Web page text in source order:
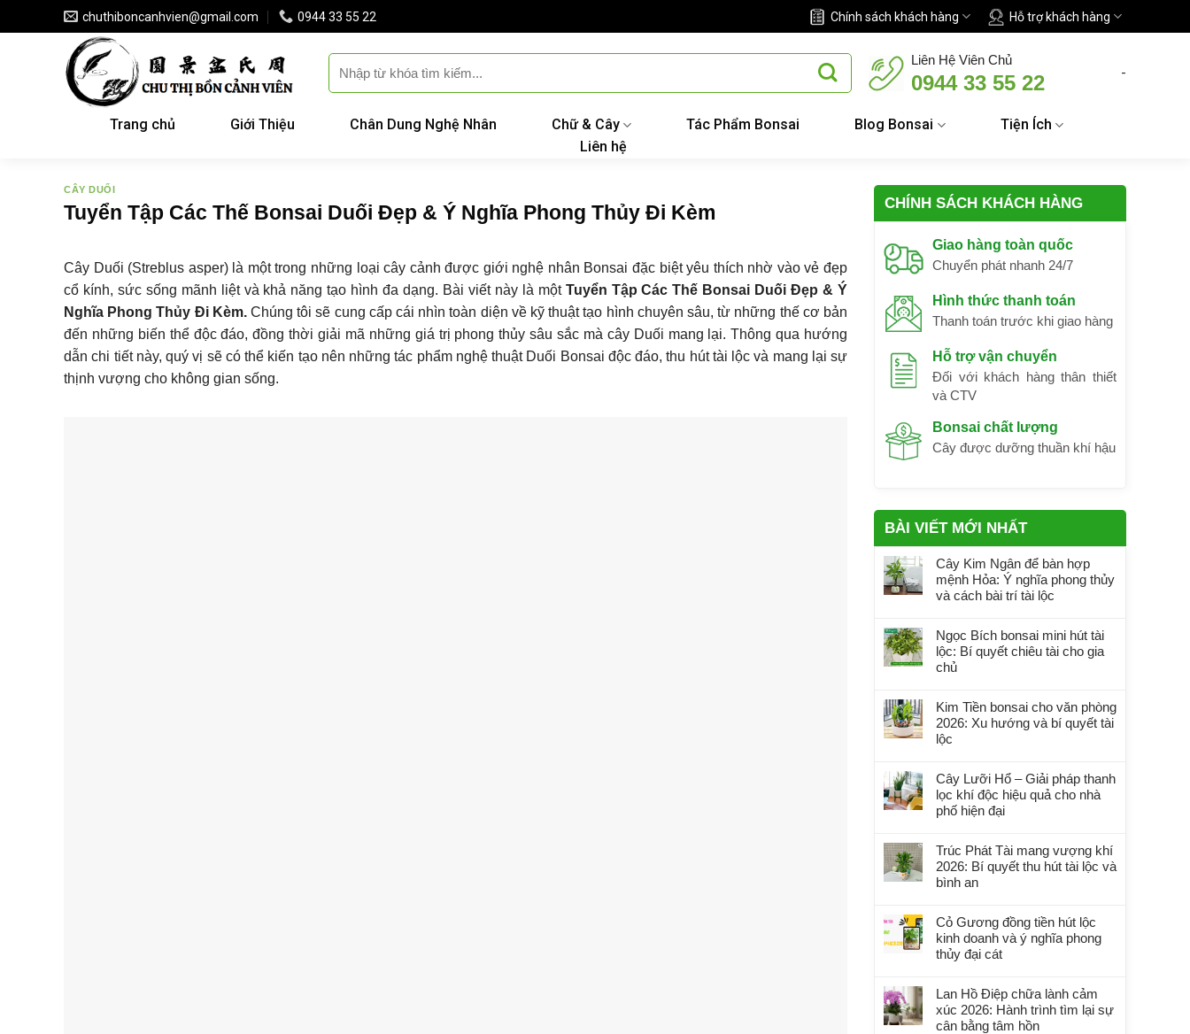
to
chuthiboncanhvien@gmail.com 0944 33 55 22 Chính sách khách hàng Hỗ trợ khách hàng
Liên Hệ Viên Chủ
0944 33 55 22 -
Trang chủ Giới Thiệu Chân Dung Nghệ Nhân Chữ & Cây Tác Phẩm Bonsai Blog Bonsai
Tiện Ích
Liên hệ
CÂY DUỐI
Tuyển Tập Các Thế Bonsai Duối Đẹp & Ý Nghĩa Phong Thủy Đi Kèm
Cây Duối (Streblus asper) là một trong những loại cây cảnh được giới nghệ nhân Bonsai đặc biệt yêu thích nhờ vào vẻ đẹp
cổ kính, sức sống mãnh liệt và khả năng tạo hình đa dạng. Bài viết này là một Tuyển Tập Các Thế Bonsai Duối Đẹp & Ý
Nghĩa Phong Thủy Đi Kèm.Chúng tôi sẽ cung cấp cái nhìn toàn diện về kỹ thuật tạo hình chuyên sâu, từ những thế cơ bản
đến những biến thể độc đáo, đồng thời giải mã những giá trị phong thủy sâu sắc mà cây Duối mang lại. Thông qua hướng
dẫn chi tiết này, quý vị sẽ có thể kiến tạo nên những tác phẩm nghệ thuật Duối Bonsai độc đáo, thu hút tài lộc và mang lại sự
thịnh vượng cho không gian sống.
CHÍNH SÁCH KHÁCH HÀNG
Giao hàng toàn quốc
Chuyển phát nhanh 24/7
Hình thức thanh toán
Thanh toán trước khi giao hàng
Hỗ trợ vận chuyển
Đối với khách hàng thân thiết
và CTV
Bonsai chất lượng
Cây được dưỡng thuần khí hậu
BÀI VIẾT MỚI NHẤT
Cây Kim Ngân để bàn hợp
mệnh Hỏa: Ý nghĩa phong thủy
và cách bài trí tài lộc
Ngọc Bích bonsai mini hút tài
lộc: Bí quyết chiêu tài cho gia
chủ
Kim Tiền bonsai cho văn phòng
2026: Xu hướng và bí quyết tài
lộc
Cây Lưỡi Hổ – Giải pháp thanh
lọc khí độc hiệu quả cho nhà
phố hiện đại
Trúc Phát Tài mang vượng khí
2026: Bí quyết thu hút tài lộc và
bình an
Cỏ Gương đồng tiền hút lộc
kinh doanh và ý nghĩa phong
thủy đại cát
Lan Hồ Điệp chữa lành cảm
xúc 2026: Hành trình tìm lại sự
cân bằng tâm hồn